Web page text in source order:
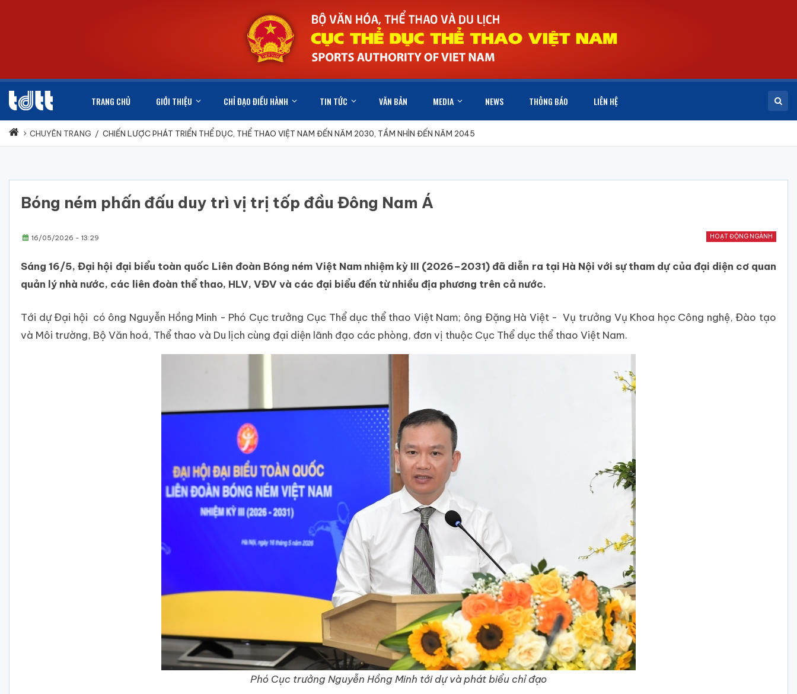
TRANG CHỦ GIỚI THIỆU CHỈ ĐẠO ĐIỀU HÀNH TIN TỨC VĂN BẢN MEDIA NEWS THÔNG BÁO LIÊN HỆ
CHUYÊN TRANG / CHIẾN LƯỢC PHÁT TRIỂN THỂ DỤC, THỂ THAO VIỆT NAM ĐẾN NĂM 2030, TẦM NHÌN ĐẾN NĂM 2045
Bóng ném phấn đấu duy trì vị trị tốp đầu Đông Nam Á
HOẠT ĐỘNG NGÀNH
16/05/2026 - 13:29
Sáng 16/5, Đại hội đại biểu toàn quốc Liên đoàn Bóng ném Việt Nam nhiệm kỳ III (2026–2031) đã diễn ra tại Hà Nội với sự tham dự của đại diện cơ quan
quản lý nhà nước, các liên đoàn thể thao, HLV, VĐV và các đại biểu đến từ nhiều địa phương trên cả nước.
Tới dự Đại hội có ông Nguyễn Hồng Minh - Phó Cục trưởng Cục Thể dục thể thao Việt Nam; ông Đặng Hà Việt - Vụ trưởng Vụ Khoa học Công nghệ, Đào tạo
và Môi trường, Bộ Văn hoá, Thể thao và Du lịch cùng đại diện lãnh đạo các phòng, đơn vị thuộc Cục Thể dục thể thao Việt Nam.
Phó Cục trưởng Nguyễn Hồng Minh tới dự và phát biểu chỉ đạo